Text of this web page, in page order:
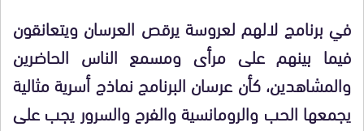
في برنامج لالهم لعروسة يرقص العرسان ويتعانقون
فيما بينهم على مرأى ومسمع الناس الحاضرين
والمشاهدين، كأن عرسان البرنامج نماذج أسرية مثالية
يجمعها الحب والرومانسية والفرح والسرور يجب على